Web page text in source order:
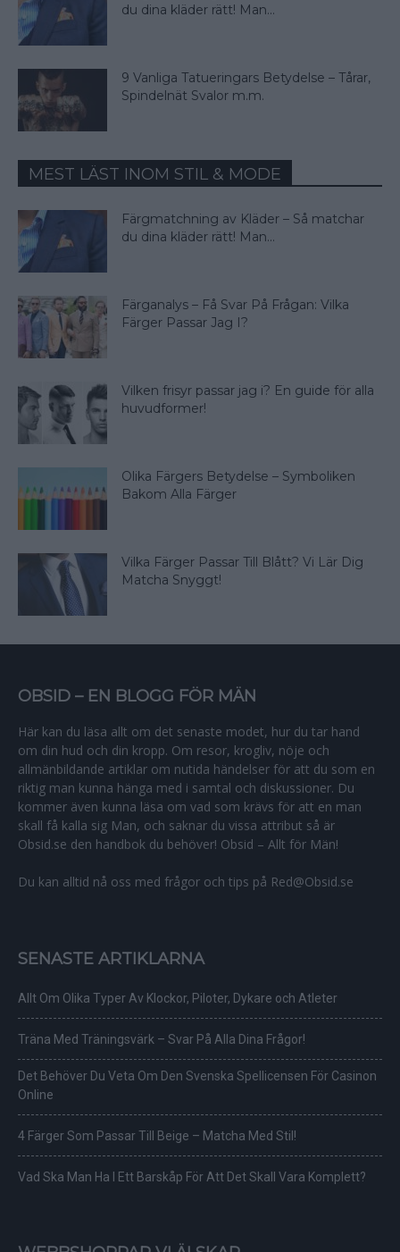
du dina kläder rätt! Man...
9 Vanliga Tatueringars Betydelse – Tårar,
Spindelnät Svalor m.m.
MEST LÄST INOM STIL & MODE
Färgmatchning av Kläder – Så matchar
du dina kläder rätt! Man...
Färganalys – Få Svar På Frågan: Vilka
Färger Passar Jag I?
Vilken frisyr passar jag i? En guide för alla
huvudformer!
Olika Färgers Betydelse – Symboliken
Bakom Alla Färger
Vilka Färger Passar Till Blått? Vi Lär Dig
Matcha Snyggt!
OBSID – EN BLOGG FÖR MÄN
Här kan du läsa allt om det senaste modet, hur du tar hand
om din hud och din kropp. Om resor, krogliv, nöje och
allmänbildande artiklar om nutida händelser för att du som en
riktig man kunna hänga med i samtal och diskussioner. Du
kommer även kunna läsa om vad som krävs för att en man
skall få kalla sig Man, och saknar du vissa attribut så är
Obsid.se den handbok du behöver! Obsid – Allt för Män!
Du kan alltid nå oss med frågor och tips på Red@Obsid.se
SENASTE ARTIKLARNA
Allt Om Olika Typer Av Klockor, Piloter, Dykare och Atleter
Träna Med Träningsvärk – Svar På Alla Dina Frågor!
Det Behöver Du Veta Om Den Svenska Spellicensen För Casinon
Online
4 Färger Som Passar Till Beige – Matcha Med Stil!
Vad Ska Man Ha I Ett Barskåp För Att Det Skall Vara Komplett?